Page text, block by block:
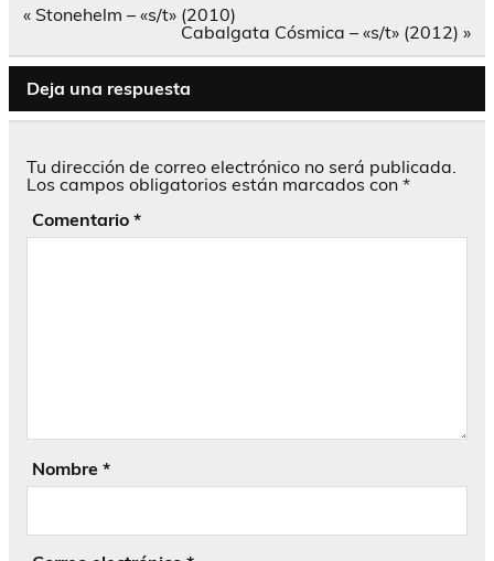
Navegación
« Stonehelm – «s/t» (2010)
Cabalgata Cósmica – «s/t» (2012) »
Deja una respuesta
Tu dirección de correo electrónico no será publicada.
Los campos obligatorios están marcados con *
Comentario *
Nombre *